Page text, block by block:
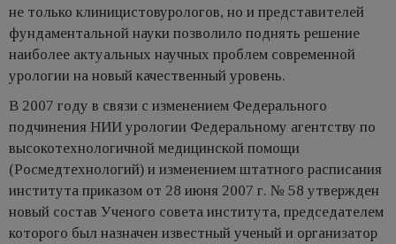
не только клиницистовурологов, но и представителей
фундаментальной науки позволило поднять решение
наиболее актуальных научных проблем современной
урологии на новый качественный уровень.
В 2007 году в связи с изменением Федерального
подчинения НИИ урологии Федеральному агентству по
высокотехнологичной медицинской помощи
(Росмедтехнологий) и изменением штатного расписания
института приказом от 28 июня 2007 г. № 58 утвержден
новый состав Ученого совета института, председателем
которого был назначен известный ученый и организатор